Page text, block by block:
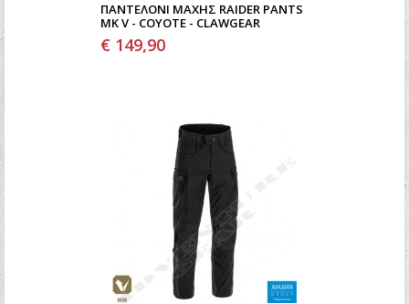
ΠΑΝΤΕΛΌΝΙ ΜΆΧΗΣ RAIDER PANTS
MK V - COYOTE - CLAWGEAR
€ 149,90